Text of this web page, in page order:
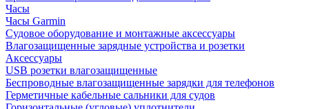
Часы
Часы Garmin
Судовое оборудование и монтажные аксессуары
Влагозащищенные зарядные устройства и розетки
Аксессуары
USB розетки влагозащищенные
Беспроводные влагозащищенные зарядки для телефонов
Герметичные кабельные сальники для судов